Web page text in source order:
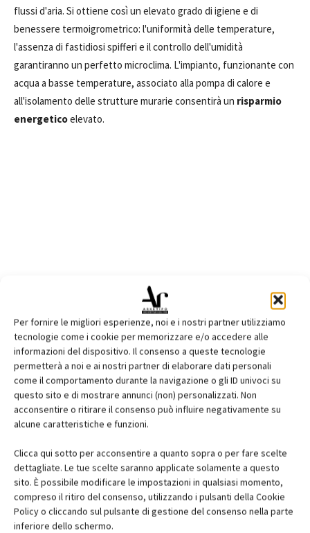
Per fornire le migliori esperienze, noi e i nostri partner utilizziamo
tecnologie come i cookie per memorizzare e/o accedere alle
informazioni del dispositivo. Il consenso a queste tecnologie
permetterà a noi e ai nostri partner di elaborare dati personali
come il comportamento durante la navigazione o gli ID univoci su
questo sito e di mostrare annunci (non) personalizzati. Non
acconsentire o ritirare il consenso può influire negativamente su
alcune caratteristiche e funzioni.
Clicca qui sotto per acconsentire a quanto sopra o per fare scelte
dettagliate. Le tue scelte saranno applicate solamente a questo
sito. È possibile modificare le impostazioni in qualsiasi momento,
compreso il ritiro del consenso, utilizzando i pulsanti della Cookie
Policy o cliccando sul pulsante di gestione del consenso nella parte
inferiore dello schermo.
flussi d'aria. Si ottiene così un elevato grado di igiene e di
benessere termoigrometrico: l'uniformità delle temperature,
l'assenza di fastidiosi spifferi e il controllo dell'umidità
garantiranno un perfetto microclima. L'impianto, funzionante con
acqua a basse temperature, associato alla pompa di calore e
all'isolamento delle strutture murarie consentirà un risparmio
energeticoelevato.